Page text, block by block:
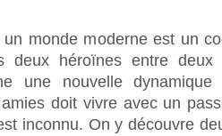
monde moderne est un
deux héroïnes entre deux
une nouvelle
doit vivre avec un
inconnu. On y découvre